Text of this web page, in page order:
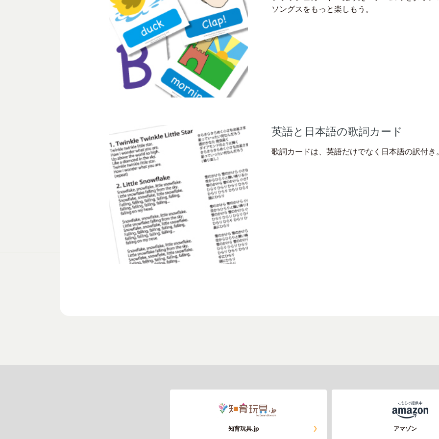
ソングスをもっと楽しもう。
英語と日本語の歌詞カード
歌詞カードは、英語だけでなく日本語の訳付き
知育玩具.jp アマゾン